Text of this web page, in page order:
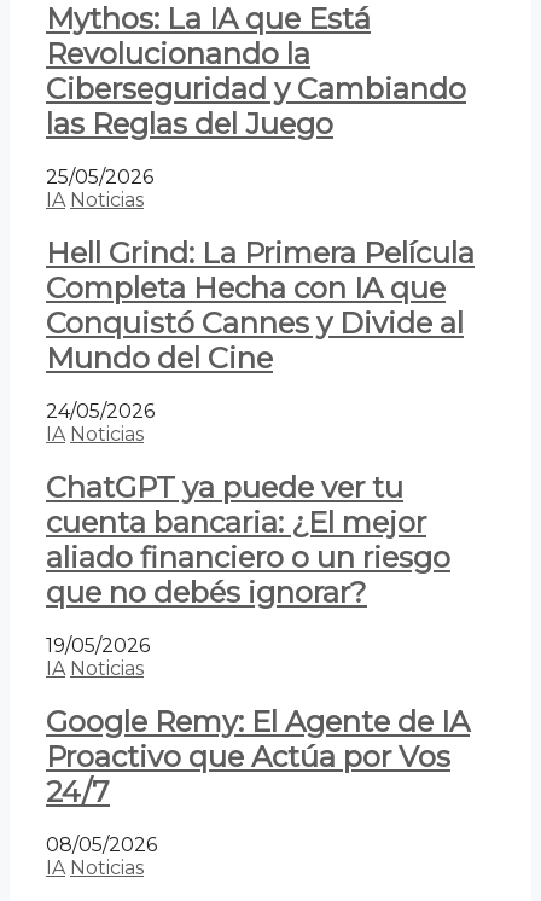
Mythos: La IA que Está
Revolucionando la
Ciberseguridad y Cambiando
las Reglas del Juego
25/05/2026
IA Noticias
Hell Grind: La Primera Película
Completa Hecha con IA que
Conquistó Cannes y Divide al
Mundo del Cine
24/05/2026
IA Noticias
ChatGPT ya puede ver tu
cuenta bancaria: ¿El mejor
aliado financiero o un riesgo
que no debés ignorar?
19/05/2026
IA Noticias
Google Remy: El Agente de IA
Proactivo que Actúa por Vos
24/7
08/05/2026
IA Noticias